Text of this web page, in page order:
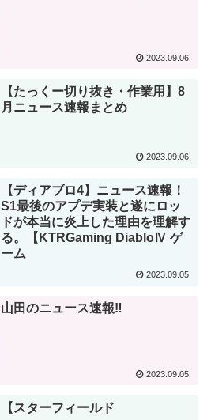
2023.09.06
【たっくー切り抜き・作業用】8
月ニュース速報まとめ
2023.09.06
【ディアブロ4】ニュース速報！
S1最後のアプデ実装と遂にロッ
ドが本当に炎上した理由を理解す
る。【KTRGaming DiabloⅣ ゲ
ーム
2023.09.05
山田のニュース速報‼️
2023.09.05
【スターフィールド